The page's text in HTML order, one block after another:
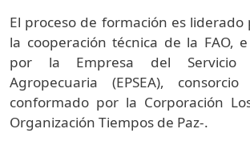
El proceso de formación es liderado
la cooperación técnica de la FAO,
por la Empresa del Servicio
Agropecuaria (EPSEA),
conformado por la Corporación
Organización Tiempos de Paz-.